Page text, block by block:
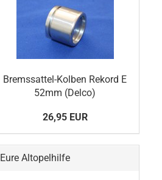
Bremssattel-Kolben Rekord E
52mm (Delco)
26,95 EUR
Eure Altopelhilfe